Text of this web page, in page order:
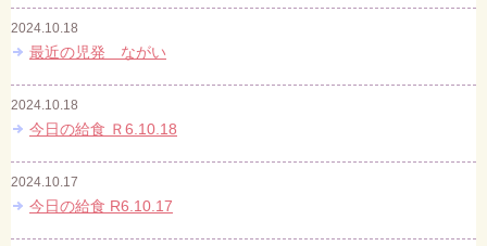
2024.10.18
最近の児発 ながい
2024.10.18
今日の給食 Ｒ6.10.18
2024.10.17
今日の給食 R6.10.17